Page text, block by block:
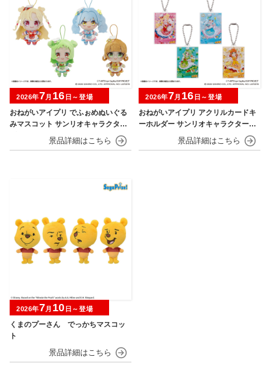
おねがいアイプリ でふぉめぬいぐる
みマスコット サンリオキャラクター
2026年7月 16 日～登場
おねがいアイプリ アクリルカードキ
ーホルダー サンリオキャラクターズ
2026年7月 16 日～登場
くまのプーさん でっかちマスコッ
ト
2026年7月 10 日～登場